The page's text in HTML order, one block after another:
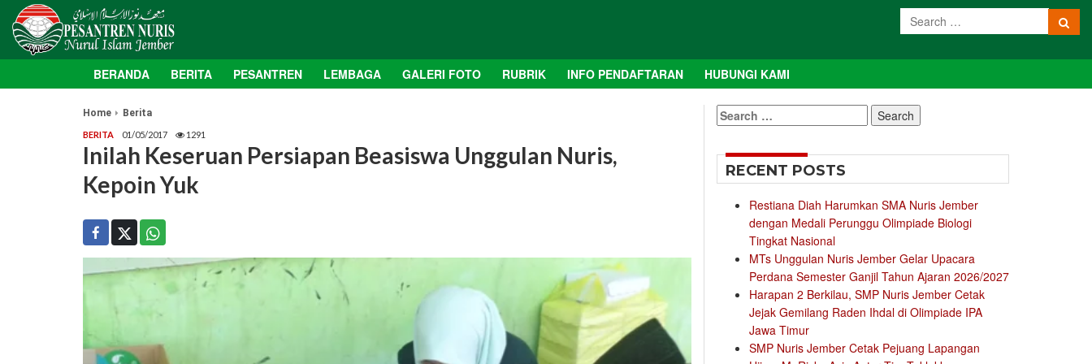
BERANDA BERITA PESANTREN LEMBAGA GALERI FOTO RUBRIK INFO PENDAFTARAN HUBUNGI KAMI
Home Berita
BERITA 01/05/2017 1291
Inilah Keseruan Persiapan Beasiswa Unggulan Nuris,
Kepoin Yuk
Search
for:
RECENT POSTS
Restiana Diah Harumkan SMA Nuris Jember
dengan Medali Perunggu Olimpiade Biologi
Tingkat Nasional
MTs Unggulan Nuris Jember Gelar Upacara
Perdana Semester Ganjil Tahun Ajaran 2026/2027
Harapan 2 Berkilau, SMP Nuris Jember Cetak
Jejak Gemilang Raden Ihdal di Olimpiade IPA
Jawa Timur
SMP Nuris Jember Cetak Pejuang Lapangan